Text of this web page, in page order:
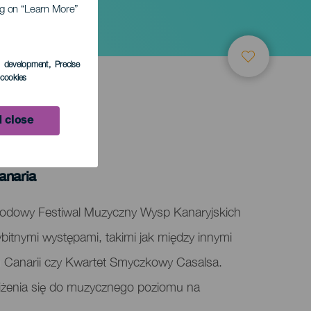
on “Learn More”
development, Precise
close
Festiwal Muzyczny Wysp Kanaryjskich
występami, takimi jak między innymi
czy Kwartet Smyczkowy Casalsa.
się do muzycznego poziomu na